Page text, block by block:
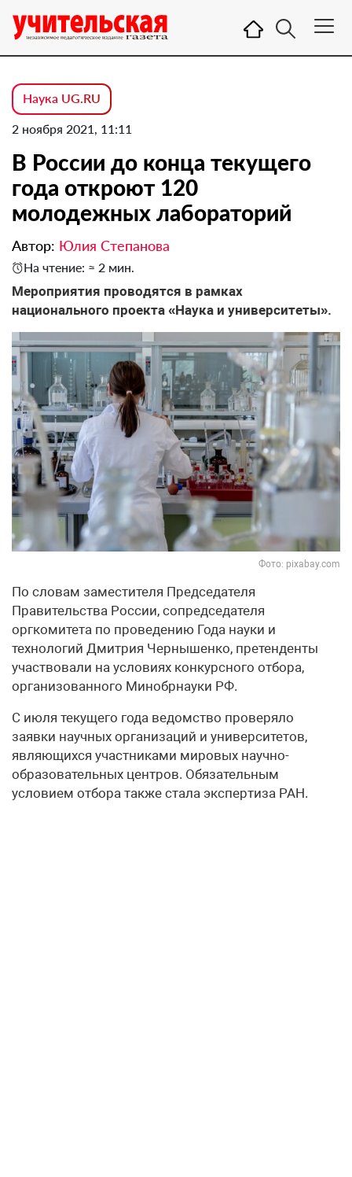
Наука UG.RU
2 ноября 2021, 11:11
В России до конца текущего
года откроют 120
молодежных лабораторий
Автор: Юлия Степанова
На чтение: ≈ 2 мин.
Мероприятия проводятся в рамках
национального проекта «Наука и университеты».
Фото: pixabay.com
По словам заместителя Председателя
Правительства России, сопредседателя
оргкомитета по проведению Года науки и
технологий Дмитрия Чернышенко, претенденты
участвовали на условиях конкурсного отбора,
организованного Минобрнауки РФ.
С июля текущего года ведомство проверяло
заявки научных организаций и университетов,
являющихся участниками мировых научно-
образовательных центров. Обязательным
условием отбора также стала экспертиза РАН.